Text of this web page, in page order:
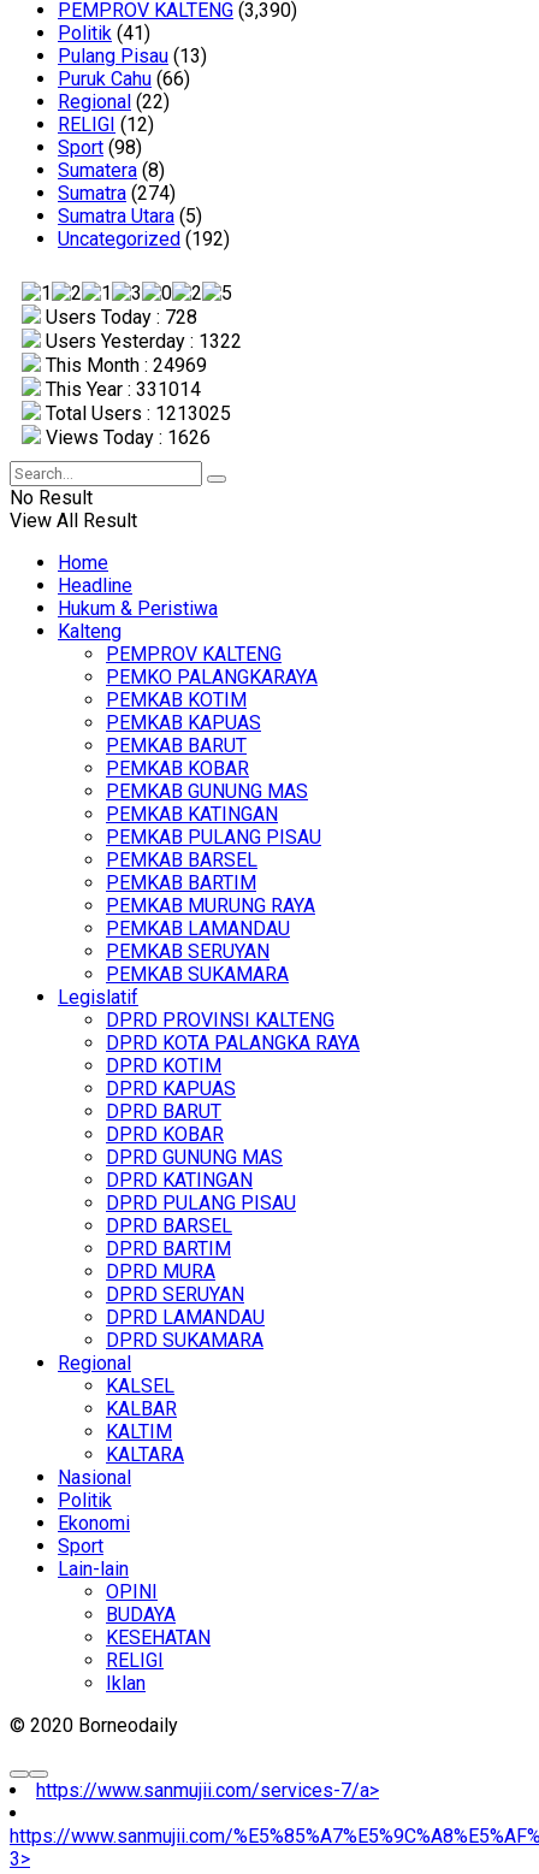
PEMPROV KALTENG (3,390)
Politik (41)
Pulang Pisau (13)
Puruk Cahu (66)
Regional (22)
RELIGI (12)
Sport (98)
Sumatera (8)
Sumatra (274)
Sumatra Utara (5)
Uncategorized (192)
Users Today : 728
Users Yesterday : 1322
This Month : 24969
This Year : 331014
Total Users : 1213025
Views Today : 1626
No Result
View All Result
Home
Headline
Hukum & Peristiwa
Kalteng
PEMPROV KALTENG
PEMKO PALANGKARAYA
PEMKAB KOTIM
PEMKAB KAPUAS
PEMKAB BARUT
PEMKAB KOBAR
PEMKAB GUNUNG MAS
PEMKAB KATINGAN
PEMKAB PULANG PISAU
PEMKAB BARSEL
PEMKAB BARTIM
PEMKAB MURUNG RAYA
PEMKAB LAMANDAU
PEMKAB SERUYAN
PEMKAB SUKAMARA
Legislatif
DPRD PROVINSI KALTENG
DPRD KOTA PALANGKA RAYA
DPRD KOTIM
DPRD KAPUAS
DPRD BARUT
DPRD KOBAR
DPRD GUNUNG MAS
DPRD KATINGAN
DPRD PULANG PISAU
DPRD BARSEL
DPRD BARTIM
DPRD MURA
DPRD SERUYAN
DPRD LAMANDAU
DPRD SUKAMARA
Regional
KALSEL
KALBAR
KALTIM
KALTARA
Nasional
Politik
Ekonomi
Sport
Lain-lain
OPINI
BUDAYA
KESEHATAN
RELIGI
Iklan
© 2020 Borneodaily
https://www.sanmujii.com/services-7/a>
https://www.sanmujii.com/
3>